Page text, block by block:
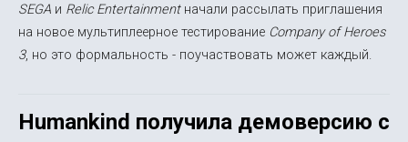
SEGA и Relic Entertainmentначали рассылать приглашения
на новое мультиплеерное тестирование Company of Heroes
3, но это формальность - поучаствовать может каждый.
Humankind получила демоверсию с